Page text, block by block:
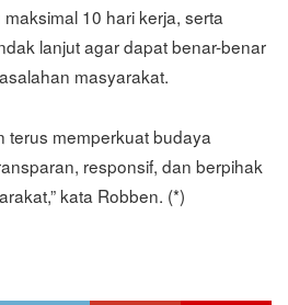
10 hari kerja, serta
lanjut agar dapat benar-benar
masyarakat.
terus memperkuat budaya
responsif, dan berpihak
kata Robben. (*)